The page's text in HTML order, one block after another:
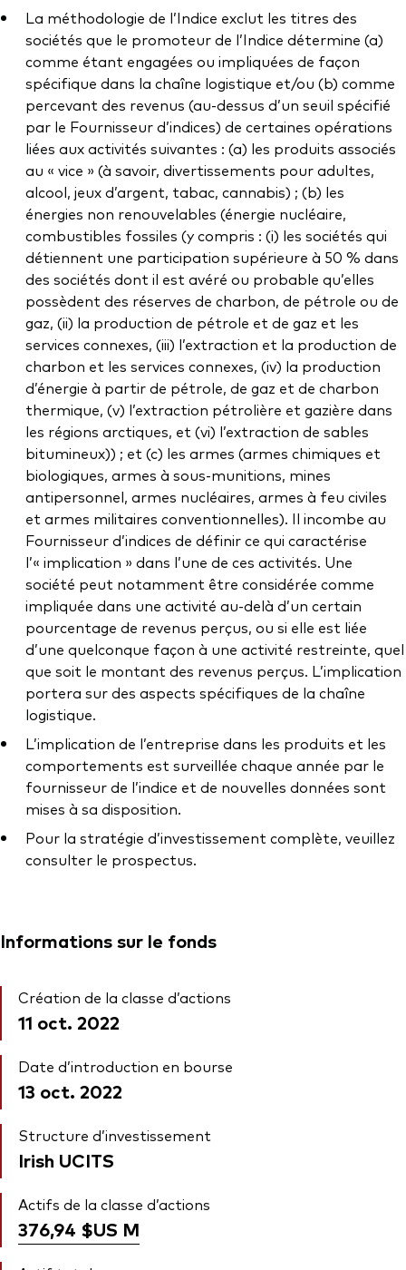
La méthodologie de l’Indice exclut les titres des
sociétés que le promoteur de l’Indice détermine (a)
comme étant engagées ou impliquées de façon
spécifique dans la chaîne logistique et/ou (b) comme
percevant des revenus (au-dessus d’un seuil spécifié
par le Fournisseur d’indices) de certaines opérations
liées aux activités suivantes : (a) les produits associés
au « vice » (à savoir, divertissements pour adultes,
alcool, jeux d’argent, tabac, cannabis) ; (b) les
énergies non renouvelables (énergie nucléaire,
combustibles fossiles (y compris : (i) les sociétés qui
détiennent une participation supérieure à 50 % dans
des sociétés dont il est avéré ou probable qu’elles
possèdent des réserves de charbon, de pétrole ou de
gaz, (ii) la production de pétrole et de gaz et les
services connexes, (iii) l’extraction et la production de
charbon et les services connexes, (iv) la production
d’énergie à partir de pétrole, de gaz et de charbon
thermique, (v) l’extraction pétrolière et gazière dans
les régions arctiques, et (vi) l’extraction de sables
bitumineux)) ; et (c) les armes (armes chimiques et
biologiques, armes à sous-munitions, mines
antipersonnel, armes nucléaires, armes à feu civiles
et armes militaires conventionnelles). Il incombe au
Fournisseur d’indices de définir ce qui caractérise
l’« implication » dans l’une de ces activités. Une
société peut notamment être considérée comme
impliquée dans une activité au-delà d’un certain
pourcentage de revenus perçus, ou si elle est liée
d’une quelconque façon à une activité restreinte, quel
que soit le montant des revenus perçus. L’implication
portera sur des aspects spécifiques de la chaîne
logistique.
L’implication de l’entreprise dans les produits et les
comportements est surveillée chaque année par le
fournisseur de l’indice et de nouvelles données sont
mises à sa disposition.
Pour la stratégie d’investissement complète, veuillez
consulter le prospectus.
Informations sur le fonds
Création de la classe d’actions
11 oct. 2022
Date d’introduction en bourse
13 oct. 2022
Structure d’investissement
Irish UCITS
Actifs de la classe d’actions
376,94 $US M